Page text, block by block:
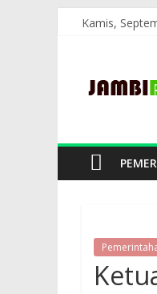
Kamis,